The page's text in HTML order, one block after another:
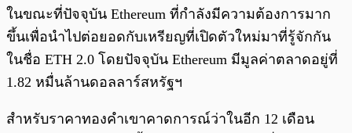
ในขณะที่ปัจจุบัน Ethereum ที่กำลังมีความต้องการมาก
ขึ้นเพื่อนำไปต่อยอดกับเหรียญที่เปิดตัวใหม่มาที่รู้จักกัน
ในชื่อ ETH 2.0 โดยปัจจุบัน Ethereum มีมูลค่าตลาดอยู่ที่
1.82 หมื่นล้านดอลลาร์สหรัฐฯ
สำหรับราคาทองคำเขาคาดการณ์ว่าในอีก 12 เดือน